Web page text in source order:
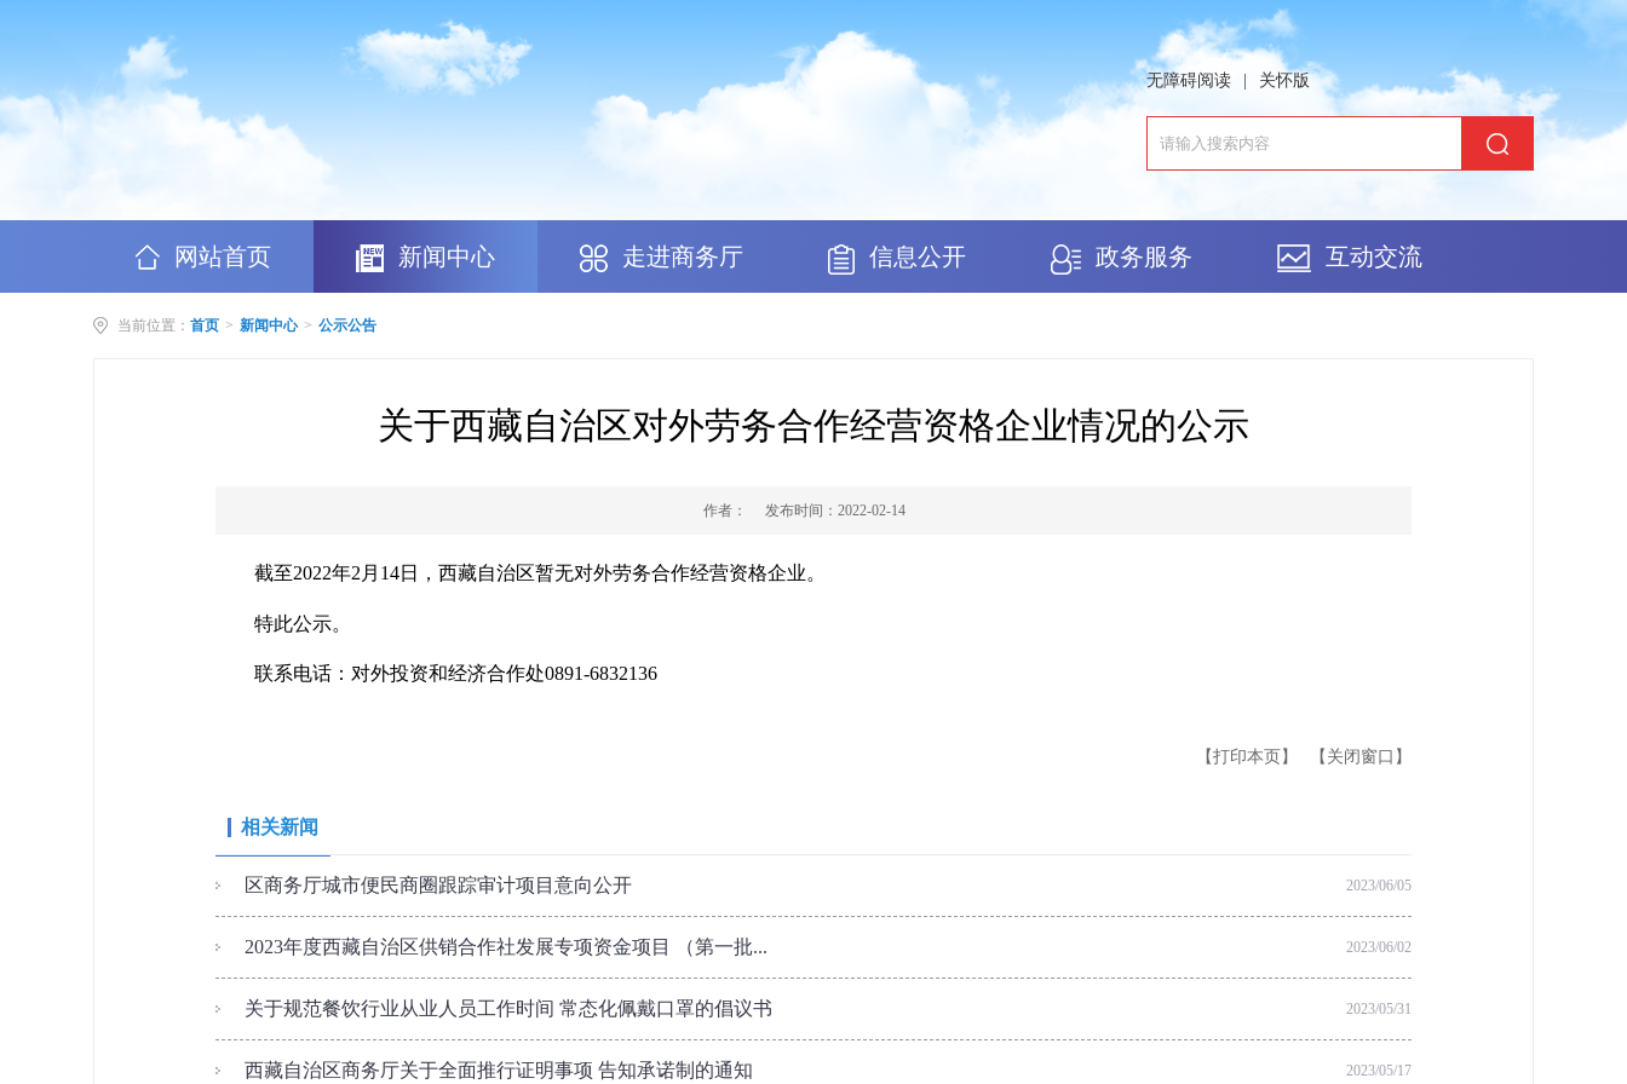
无障碍阅读 关怀版
网站首页 新闻中心 走进商务厅 信息公开 政务服务 互动交流
当前位置： 首页 > 新闻中心 > 公示公告
关于西藏自治区对外劳务合作经营资格企业情况的公示
作者： 发布时间： 2022-02-14
截至2022年2月14日，西藏自治区暂无对外劳务合作经营资格企业。
特此公示。
联系电话：对外投资和经济合作处0891-6832136
【打印本页】 【关闭窗口】
相关新闻
区商务厅城市便民商圈跟踪审计项目意向公开 2023/06/05
2023年度西藏自治区供销合作社发展专项资金项目 （第一批... 2023/06/02
关于规范餐饮行业从业人员工作时间 常态化佩戴口罩的倡议书 2023/05/31
西藏自治区商务厅关于全面推行证明事项 告知承诺制的通知 2023/05/17